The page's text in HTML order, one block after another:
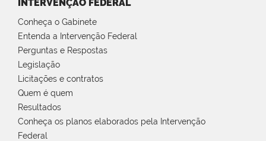
INTERVENÇÃO FEDERAL
Conheça o Gabinete
Entenda a Intervenção Federal
Perguntas e Respostas
Legislação
Licitações e contratos
Quem é quem
Resultados
Conheça os planos elaborados pela Intervenção
Federal